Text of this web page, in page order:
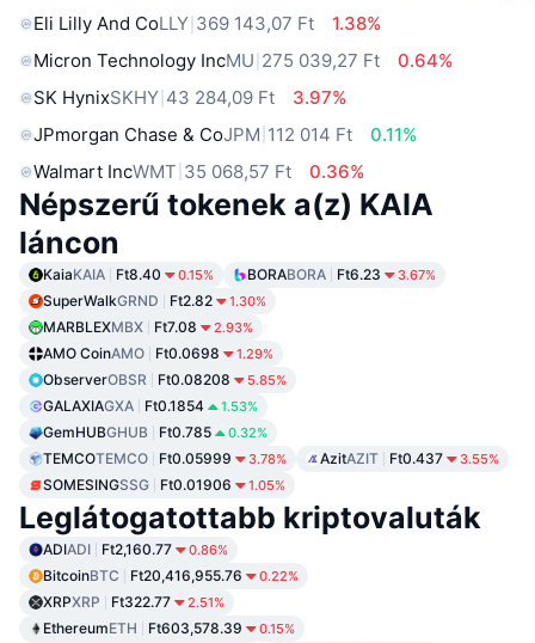
Eli Lilly And CoLLY 369 143,07 Ft
1.38%
Micron Technology IncMU 275 039,27 Ft
0.64%
SK HynixSKHY 43 284,09 Ft
3.97%
JPmorgan Chase & CoJPM 112 014 Ft
0.11%
Walmart IncWMT 35 068,57 Ft 0.36%
Népszerű tokenek a(z) KAIA
láncon
KaiaKAIA Ft8.40 0.15% BORABORA Ft6.23 3.67%
SuperWalkGRND Ft2.82 1.30%
MARBLEXMBX Ft7.08 2.93%
AMO CoinAMO Ft0.0698 1.29%
ObserverOBSR Ft0.08208 5.85%
GALAXIAGXA Ft0.1854 1.53%
GemHUBGHUB Ft0.785 0.32%
TEMCOTEMCO Ft0.05999 3.78% AzitAZIT Ft0.437 3.55%
SOMESINGSSG Ft0.01906 1.05%
Leglátogatottabb kriptovaluták
ADIADI Ft2,160.77 0.86%
BitcoinBTC Ft20,416,955.76 0.22%
XRPXRP Ft322.77 2.51%
EthereumETH Ft603,578.39 0.15%